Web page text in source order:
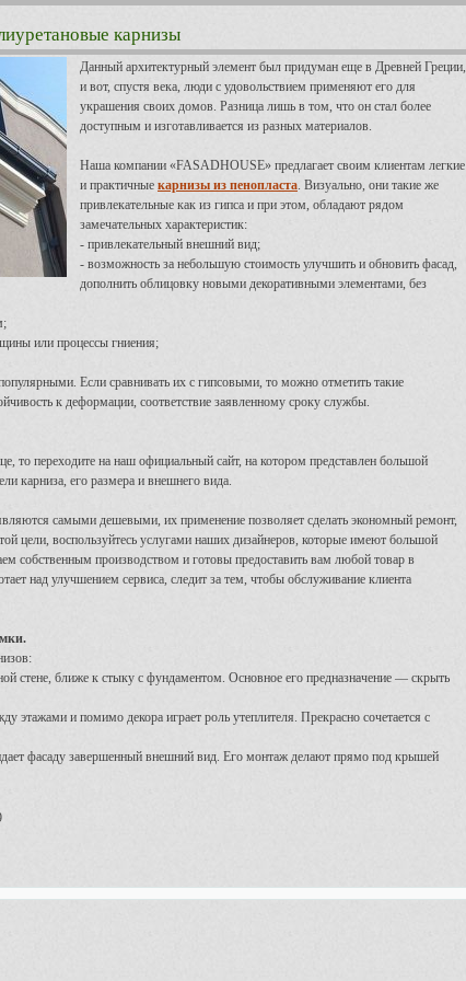
карнизы
Данный архитектурный элемент был придуман еще в Древней Греции,
и вот, спустя века, люди с удовольствием применяют его для
украшения своих домов. Разница лишь в том, что он стал более
доступным и изготавливается из разных материалов.
Наша компании «FASADHOUSE» предлагает своим клиентам легкие
и практичные карнизы из пенопласта. Визуально, они такие же
привлекательные как из гипса и при этом, обладают рядом
замечательных характеристик:
- привлекательный внешний вид;
- возможность за небольшую стоимость улучшить и обновить фасад,
дополнить облицовку новыми декоративными элементами, без
или процессы гниения;
Если сравнивать их с гипсовыми, то можно отметить такие
к деформации, соответствие заявленному сроку службы.
то переходите на наш официальный сайт, на котором представлен большой
карниза, его размера и внешнего вида.
самыми дешевыми, их применение позволяет сделать экономный ремонт,
цели, воспользуйтесь услугами наших дизайнеров, которые имеют большой
собственным производством и готовы предоставить вам любой товар в
над улучшением сервиса, следит за тем, чтобы обслуживание клиента
стене, ближе к стыку с фундаментом. Основное его предназначение — скрыть
и помимо декора играет роль утеплителя. Прекрасно сочетается с
фасаду завершенный внешний вид. Его монтаж делают прямо под крышей